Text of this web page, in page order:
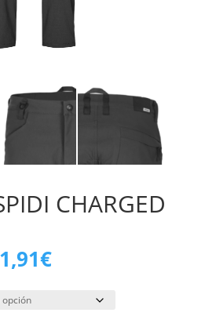
CHARGED
€El
precio
actual